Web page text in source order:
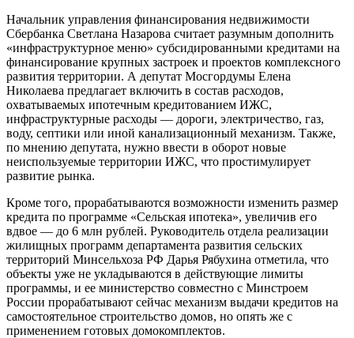
Начальник управления финансирования недвижимости
Сбербанка Светлана Назарова считает разумным дополнить
«инфраструктурное меню» субсидированными кредитами на
финансирование крупных застроек и проектов комплексного
развития территории. А депутат Мосгордумы Елена
Николаева предлагает включить в состав расходов,
охватываемых ипотечным кредитованием ИЖС,
инфраструктурные расходы — дороги, электричество, газ,
воду, септики или иной канализационный механизм. Также,
по мнению депутата, нужно ввести в оборот новые
неиспользуемые территории ИЖС, что простимулирует
развитие рынка.
Кроме того, прорабатываются возможности изменить размер
кредита по программе «Сельская ипотека», увеличив его
вдвое — до 6 млн рублей. Руководитель отдела реализации
жилищных программ департамента развития сельских
территорий Минсельхоза РФ Дарья Рябухина отметила, что
объекты уже не укладываются в действующие лимиты
программы, и ее министерство совместно с Минстроем
России прорабатывают сейчас механизм выдачи кредитов на
самостоятельное строительство домов, но опять же с
применением готовых домокомплектов.